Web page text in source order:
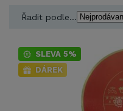
Řadit podle...
SLEVA 5%
DÁREK